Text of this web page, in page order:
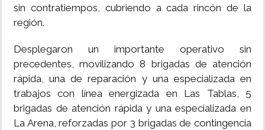
sin contratiempos, cubriendo a cada rincón de la
región.
Desplegaron un importante operativo sin
precedentes, movilizando 8 brigadas de atención
rápida, una de reparación y una especializada en
trabajos con línea energizada en Las Tablas, 5
brigadas de atención rápida y una especializada en
La Arena, reforzadas por 3 brigadas de contingencia